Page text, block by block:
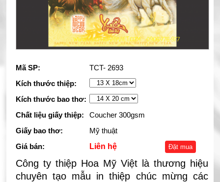
Mã SP:
TCT- 2693
Kích thước thiệp:
Kích thước bao thơ:
Chất liệu giấy thiệp:
Coucher 300gsm
Giấy bao thơ:
Mỹ thuật
Giá bán:
Liên hệ Đặt mua
Công ty thiệp Hoa Mỹ Việt là thương hiệu
chuyên tạo mẫu in thiệp chúc mừng các